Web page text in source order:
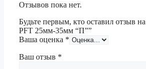
Отзывов пока нет.
Будьте первым, кто оставил отзыв
PFT 25мм-35мм “П””
Ваша оценка *
Ваш отзыв *